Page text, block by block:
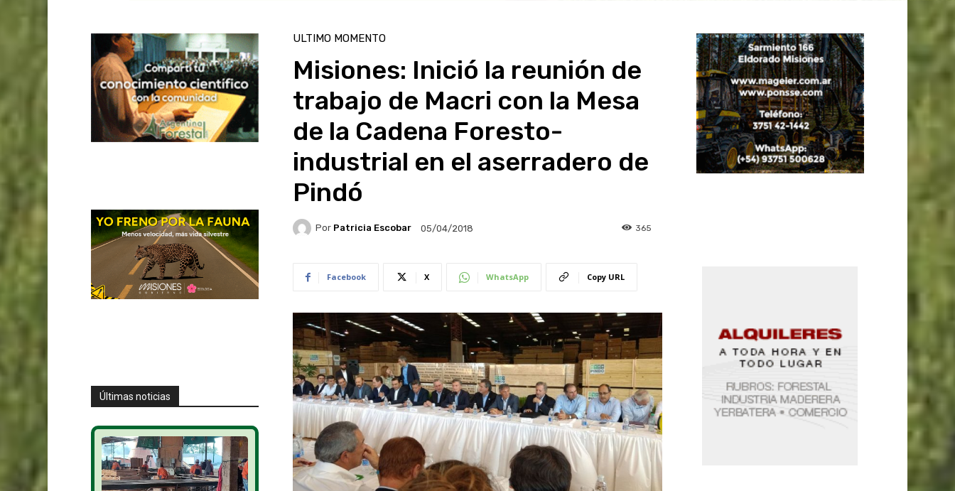
Últimas noticias
ULTIMO MOMENTO
Misiones: Inició la reunión de
trabajo de Macri con la Mesa
de la Cadena Foresto-
industrial en el aserradero de
Pindó
Por Patricia Escobar 05/04/2018 365
Facebook X WhatsApp Copy URL